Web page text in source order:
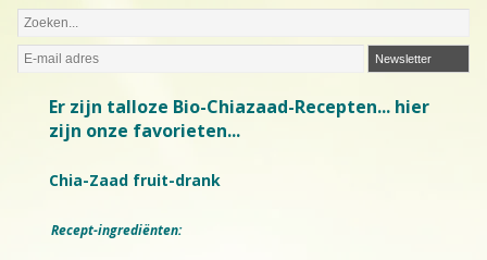
Newsletter
Er zijn talloze Bio-Chiazaad-Recepten... hier
zijn onze favorieten...
Chia-Zaad fruit-drank
Recept-ingrediënten: